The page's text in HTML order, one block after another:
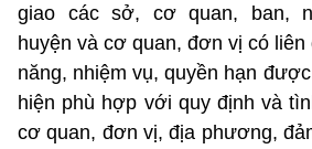
giao các sở, cơ quan, ban,
huyện và cơ quan, đơn vị có
năng, nhiệm vụ, quyền hạn
hiện phù hợp với quy định và
cơ quan, đơn vị, địa phương,